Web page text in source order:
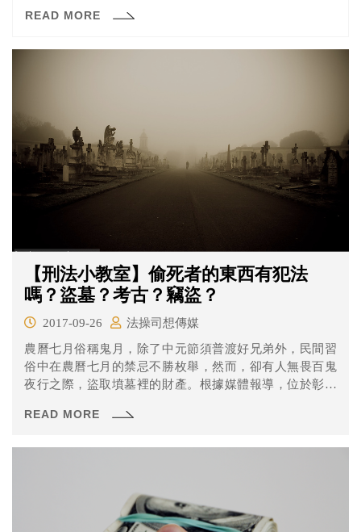
間的糾紛，他此次來開庭，只是來說他不知道而已。另
READ MORE
【刑法小教室】偷死者的東西有犯法
嗎？盜墓？考古？竊盜？
2017-09-26
法操司想傳媒
農曆七月俗稱鬼月，除了中元節須普渡好兄弟外，民間習
俗中在農曆七月的禁忌不勝枚舉，然而，卻有人無畏百鬼
夜行之際，盜取墳墓裡的財產。根據媒體報導，位於彰化
遭盜，遭當地居民痛斥：「鬼月盜墓不怕天譴嗎？」
READ MORE